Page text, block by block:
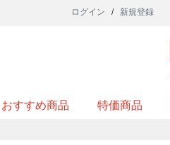
ログイン / 新規登録
おすすめ商品 特価商品